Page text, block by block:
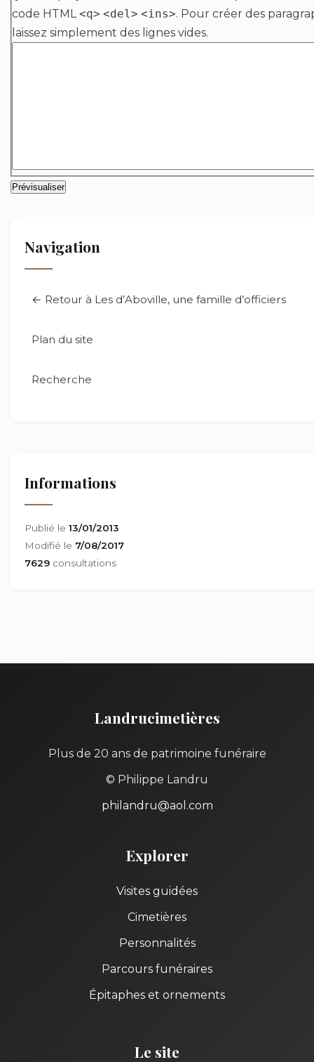
code HTML<q> <del> <ins>. Pour créer des
laissez simplement des lignes vides.
Navigation
← Retour à Les d’Aboville, une famille d’officiers
Plan du site
Recherche
Informations
Publié le 13/01/2013
Modifié le 7/08/2017
7629 consultations
Landrucimetières
Plus de 20 ans de patrimoine funéraire
© Philippe Landru
philandru@aol.com
Explorer
Visites guidées
Cimetières
Personnalités
Parcours funéraires
Épitaphes et ornements
Le site